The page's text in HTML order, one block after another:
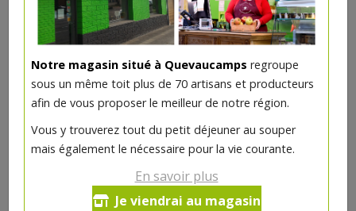
Notre magasin situé à Quevaucamps regroupe
sous un même toit plus de 70 artisans et producteurs
afin de vous proposer le meilleur de notre région.
Vous y trouverez tout du petit déjeuner au souper
mais également le nécessaire pour la vie courante.
En savoir plus
Je viendrai au magasin
Lentilles bio 400g
2.15€/pc
Ce produit est indisponible pour le moment.